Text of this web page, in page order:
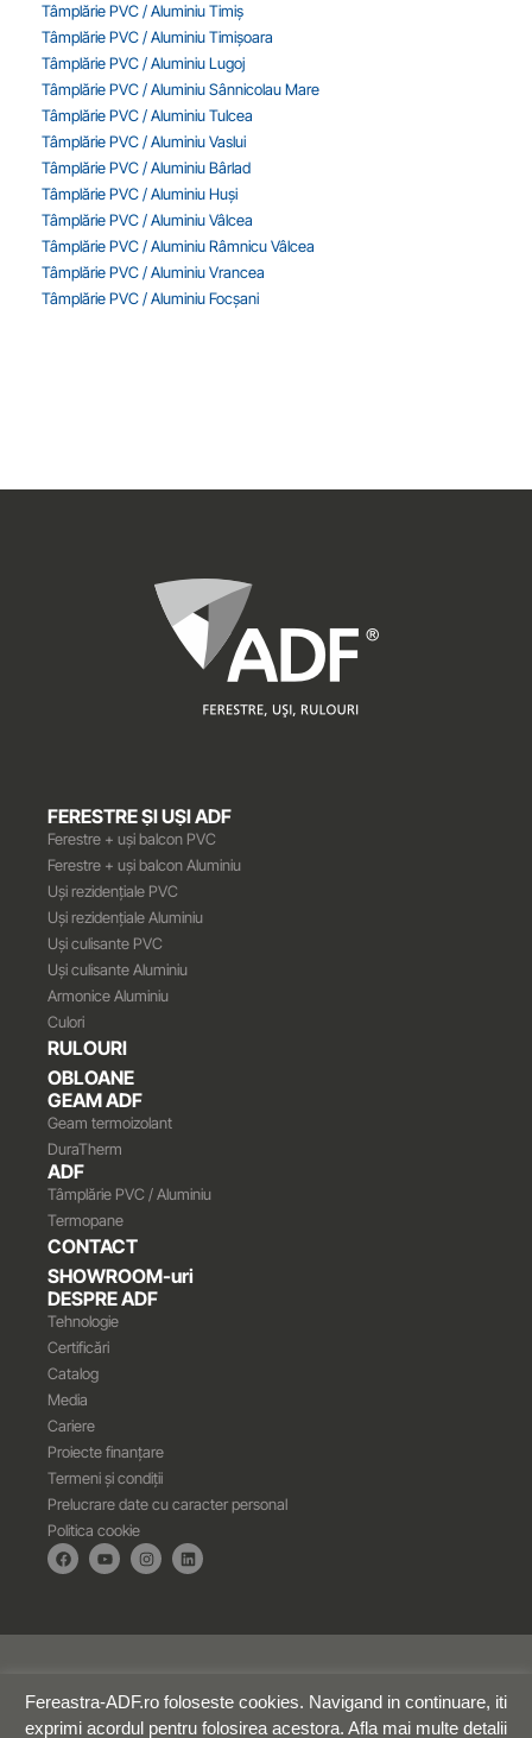
Tâmplărie PVC / Aluminiu Timiș
Tâmplărie PVC / Aluminiu Timișoara
Tâmplărie PVC / Aluminiu Lugoj
Tâmplărie PVC / Aluminiu Sânnicolau Mare
Tâmplărie PVC / Aluminiu Tulcea
Tâmplărie PVC / Aluminiu Vaslui
Tâmplărie PVC / Aluminiu Bârlad
Tâmplărie PVC / Aluminiu Huși
Tâmplărie PVC / Aluminiu Vâlcea
Tâmplărie PVC / Aluminiu Râmnicu Vâlcea
Tâmplărie PVC / Aluminiu Vrancea
Tâmplărie PVC / Aluminiu Focșani
FERESTRE ȘI UȘI ADF
Ferestre + uși balcon PVC
Ferestre + uși balcon Aluminiu
Uși rezidențiale PVC
Uși rezidențiale Aluminiu
Uși culisante PVC
Uși culisante Aluminiu
Armonice Aluminiu
Culori
RULOURI
OBLOANE
GEAM ADF
Geam termoizolant
DuraTherm
ADF
Tâmplărie PVC / Aluminiu
Termopane
CONTACT
SHOWROOM-uri
DESPRE ADF
Tehnologie
Certificări
Catalog
Media
Cariere
Proiecte finanțare
Termeni și condiții
Prelucrare date cu caracter personal
Politica cookie
Fereastra-ADF.ro foloseste cookies. Navigand in continuare, iti
exprimi acordul pentru folosirea acestora. Afla mai multe detalii